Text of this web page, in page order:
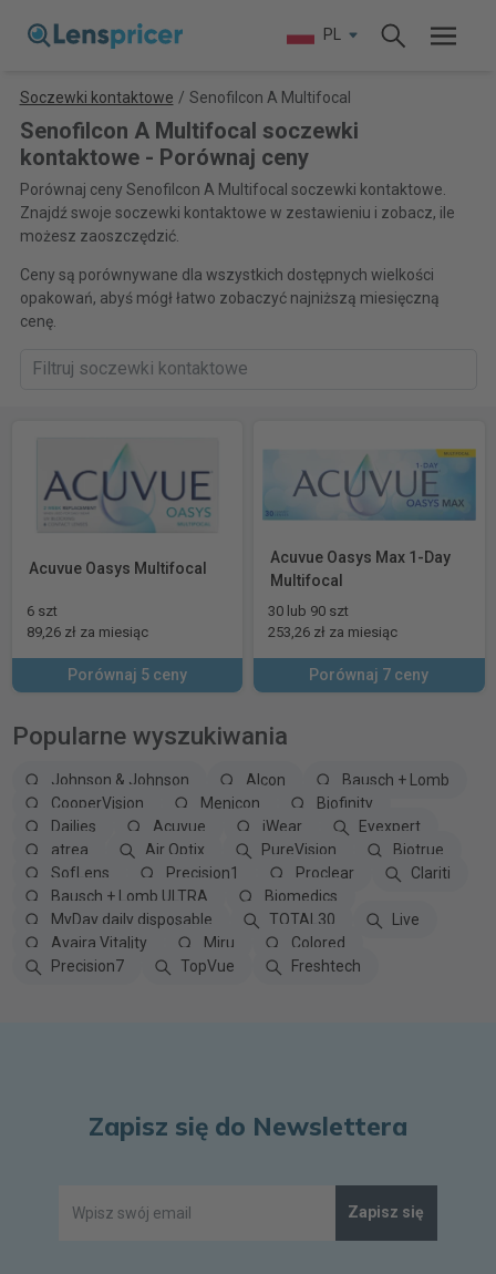
PL
Soczewki kontaktowe / Senofilcon A Multifocal
Senofilcon A Multifocal soczewki
kontaktowe - Porównaj ceny
Porównaj ceny Senofilcon A Multifocal soczewki kontaktowe.
Znajdź swoje soczewki kontaktowe w zestawieniu i zobacz, ile
możesz zaoszczędzić.
Ceny są porównywane dla wszystkich dostępnych wielkości
opakowań, abyś mógł łatwo zobaczyć najniższą miesięczną
cenę.
Acuvue Oasys Multifocal
6 szt
89,26 zł za miesiąc
Porównaj 5 ceny
Acuvue Oasys Max 1-Day
Multifocal
30 lub 90 szt
253,26 zł za miesiąc
Porównaj 7 ceny
Popularne wyszukiwania
Johnson & Johnson Alcon
Bausch + Lomb
CooperVision
Menicon
Biofinity
Dailies
Acuvue iWear
Eyexpert
atrea
Air Optix PureVision
Biotrue
SofLens
Precision1 Proclear
Clariti
Bausch + Lomb ULTRA
Biomedics
MyDay daily disposable
TOTAL30
Live
Avaira Vitality
Miru
Colored
Precision7
TopVue Freshtech
Zapisz się do Newslettera
Zapisz się